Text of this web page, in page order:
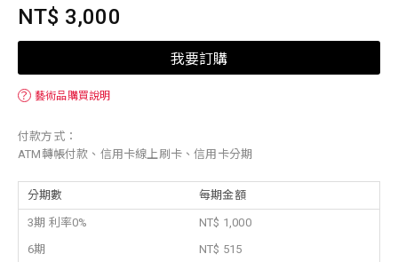
NT$ 3,000
我要訂購
？ 藝術品購買說明
付款方式：
ATM轉帳付款、信用卡線上刷卡、信用卡分期
分期數 每期金額
3期 利率0%
NT$ 1,000
6期
NT$ 515